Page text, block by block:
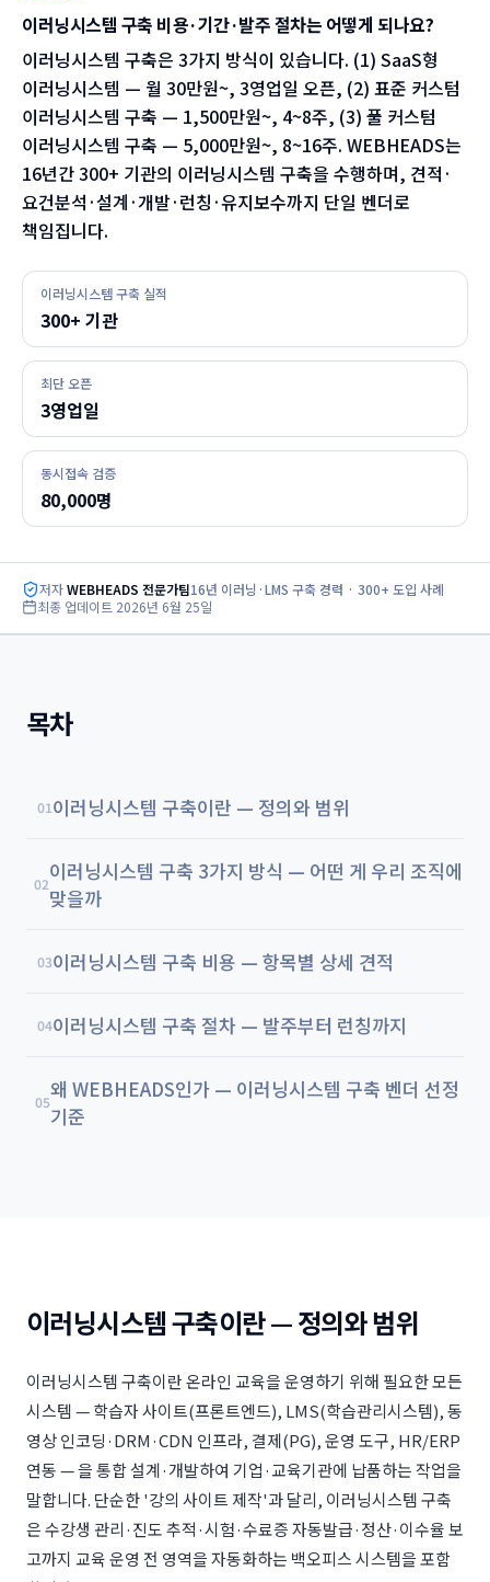
이러닝시스템 구축 비용·기간·발주 절차는 어떻게 되나요?
이러닝시스템 구축은 3가지 방식이 있습니다. (1) SaaS형
이러닝시스템 — 월 30만원~, 3영업일 오픈, (2) 표준 커스텀
이러닝시스템 구축 — 1,500만원~, 4~8주, (3) 풀 커스텀
이러닝시스템 구축 — 5,000만원~, 8~16주. WEBHEADS는
16년간 300+ 기관의 이러닝시스템 구축을 수행하며, 견적·
요건분석·설계·개발·런칭·유지보수까지 단일 벤더로
책임집니다.
이러닝시스템 구축 실적
300+ 기관
최단 오픈
3영업일
동시접속 검증
80,000명
저자WEBHEADS 전문가팀16년 이러닝·LMS 구축 경력 · 300+ 도입 사례
최종 업데이트 2026년 6월 25일
목차
01이러닝시스템 구축이란 — 정의와 범위
02이러닝시스템 구축 3가지 방식 — 어떤 게 우리 조직에
맞을까
03이러닝시스템 구축 비용 — 항목별 상세 견적
04이러닝시스템 구축 절차 — 발주부터 런칭까지
05왜 WEBHEADS인가 — 이러닝시스템 구축 벤더 선정
기준
이러닝시스템 구축이란 — 정의와 범위
이러닝시스템 구축이란 온라인 교육을 운영하기 위해 필요한 모든
시스템 — 학습자 사이트(프론트엔드), LMS(학습관리시스템), 동
영상 인코딩·DRM·CDN 인프라, 결제(PG), 운영 도구, HR/ERP
연동 — 을 통합 설계·개발하여 기업·교육기관에 납품하는 작업을
말합니다. 단순한 '강의 사이트 제작'과 달리, 이러닝시스템 구축
은 수강생 관리·진도 추적·시험·수료증 자동발급·정산·이수율 보
고까지 교육 운영 전 영역을 자동화하는 백오피스 시스템을 포함